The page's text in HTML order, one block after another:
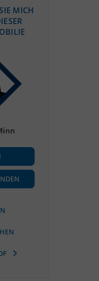
MICH